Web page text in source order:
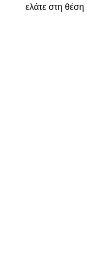
ελάτε στη